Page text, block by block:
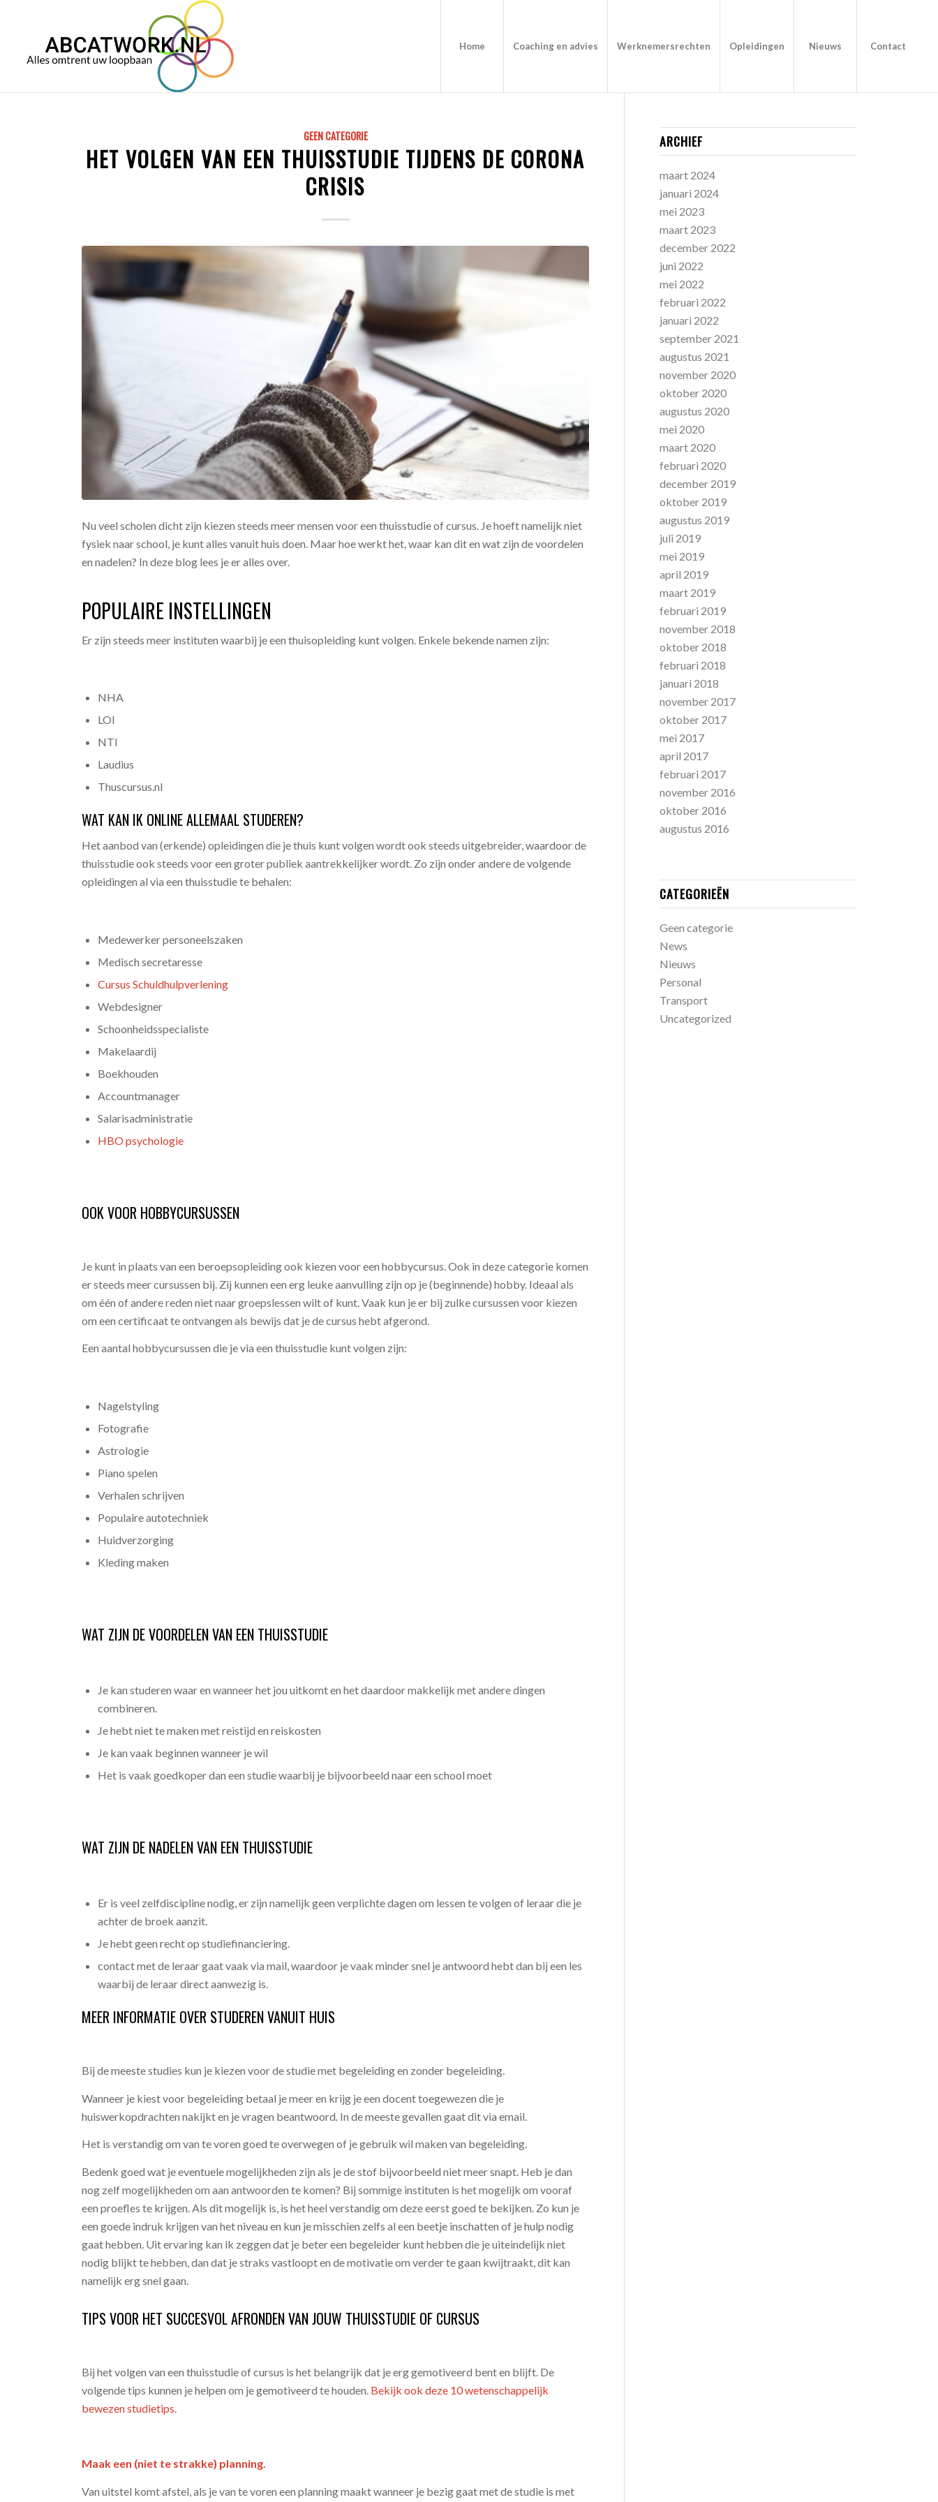
Home Coaching en advies Werknemersrechten Opleidingen Nieuws Contact
GEEN CATEGORIE
HET VOLGEN VAN EEN THUISSTUDIE TIJDENS DE CORONA
CRISIS
Nu veel scholen dicht zijn kiezen steeds meer mensen voor een thuisstudie of cursus. Je hoeft namelijk niet
fysiek naar school, je kunt alles vanuit huis doen. Maar hoe werkt het, waar kan dit en wat zijn de voordelen
en nadelen? In deze blog lees je er alles over.
POPULAIRE INSTELLINGEN
Er zijn steeds meer instituten waarbij je een thuisopleiding kunt volgen. Enkele bekende namen zijn:
NHA
LOI
NTI
Laudius
Thuscursus.nl
WAT KAN IK ONLINE ALLEMAAL STUDEREN?
Het aanbod van (erkende) opleidingen die je thuis kunt volgen wordt ook steeds uitgebreider, waardoor de
thuisstudie ook steeds voor een groter publiek aantrekkelijker wordt. Zo zijn onder andere de volgende
opleidingen al via een thuisstudie te behalen:
Medewerker personeelszaken
Medisch secretaresse
Cursus Schuldhulpverlening
Webdesigner
Schoonheidsspecialiste
Makelaardij
Boekhouden
Accountmanager
Salarisadministratie
HBO psychologie
OOK VOOR HOBBYCURSUSSEN
Je kunt in plaats van een beroepsopleiding ook kiezen voor een hobbycursus. Ook in deze categorie komen
er steeds meer cursussen bij. Zij kunnen een erg leuke aanvulling zijn op je (beginnende) hobby. Ideaal als
om één of andere reden niet naar groepslessen wilt of kunt. Vaak kun je er bij zulke cursussen voor kiezen
om een certificaat te ontvangen als bewijs dat je de cursus hebt afgerond.
Een aantal hobbycursussen die je via een thuisstudie kunt volgen zijn:
Nagelstyling
Fotografie
Astrologie
Piano spelen
Verhalen schrijven
Populaire autotechniek
Huidverzorging
Kleding maken
WAT ZIJN DE VOORDELEN VAN EEN THUISSTUDIE
Je kan studeren waar en wanneer het jou uitkomt en het daardoor makkelijk met andere dingen
combineren.
Je hebt niet te maken met reistijd en reiskosten
Je kan vaak beginnen wanneer je wil
Het is vaak goedkoper dan een studie waarbij je bijvoorbeeld naar een school moet
WAT ZIJN DE NADELEN VAN EEN THUISSTUDIE
Er is veel zelfdiscipline nodig, er zijn namelijk geen verplichte dagen om lessen te volgen of leraar die je
achter de broek aanzit.
Je hebt geen recht op studiefinanciering.
contact met de leraar gaat vaak via mail, waardoor je vaak minder snel je antwoord hebt dan bij een les
waarbij de leraar direct aanwezig is.
MEER INFORMATIE OVER STUDEREN VANUIT HUIS
Bij de meeste studies kun je kiezen voor de studie met begeleiding en zonder begeleiding.
Wanneer je kiest voor begeleiding betaal je meer en krijg je een docent toegewezen die je
huiswerkopdrachten nakijkt en je vragen beantwoord. In de meeste gevallen gaat dit via email.
Het is verstandig om van te voren goed te overwegen of je gebruik wil maken van begeleiding.
Bedenk goed wat je eventuele mogelijkheden zijn als je de stof bijvoorbeeld niet meer snapt. Heb je dan
nog zelf mogelijkheden om aan antwoorden te komen? Bij sommige instituten is het mogelijk om vooraf
een proefles te krijgen. Als dit mogelijk is, is het heel verstandig om deze eerst goed te bekijken. Zo kun je
een goede indruk krijgen van het niveau en kun je misschien zelfs al een beetje inschatten of je hulp nodig
gaat hebben. Uit ervaring kan ik zeggen dat je beter een begeleider kunt hebben die je uiteindelijk niet
nodig blijkt te hebben, dan dat je straks vastloopt en de motivatie om verder te gaan kwijtraakt, dit kan
namelijk erg snel gaan.
TIPS VOOR HET SUCCESVOL AFRONDEN VAN JOUW THUISSTUDIE OF CURSUS
Bij het volgen van een thuisstudie of cursus is het belangrijk dat je erg gemotiveerd bent en blijft. De
volgende tips kunnen je helpen om je gemotiveerd te houden. Bekijk ook deze 10 wetenschappelijk
bewezen studietips.
Maak een (niet te strakke) planning.
Van uitstel komt afstel, als je van te voren een planning maakt wanneer je bezig gaat met de studie is met
ARCHIEF
maart 2024
januari 2024
mei 2023
maart 2023
december 2022
juni 2022
mei 2022
februari 2022
januari 2022
september 2021
augustus 2021
november 2020
oktober 2020
augustus 2020
mei 2020
maart 2020
februari 2020
december 2019
oktober 2019
augustus 2019
juli 2019
mei 2019
april 2019
maart 2019
februari 2019
november 2018
oktober 2018
februari 2018
januari 2018
november 2017
oktober 2017
mei 2017
april 2017
februari 2017
november 2016
oktober 2016
augustus 2016
CATEGORIEËN
Geen categorie
News
Nieuws
Personal
Transport
Uncategorized